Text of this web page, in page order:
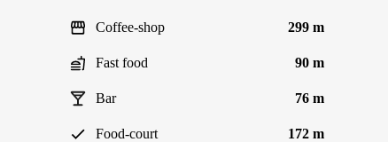
Coffee-shop 299 m
Fast food 90 m
Bar 76 m
Food-court 172 m